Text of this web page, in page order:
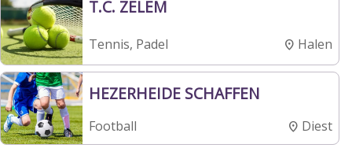
T.C. ZELEM
Tennis, Padel Halen
HEZERHEIDE SCHAFFEN
Football Diest